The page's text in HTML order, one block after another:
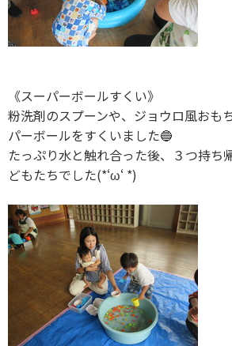
《スーパーボールすくい》
粉洗剤のスプーンや、ジョウロ風おも
パーボールをすくいました🔵
たっぷり水と触れ合った後、３つ持ち
どもたちでした(*‘ω‘ *)